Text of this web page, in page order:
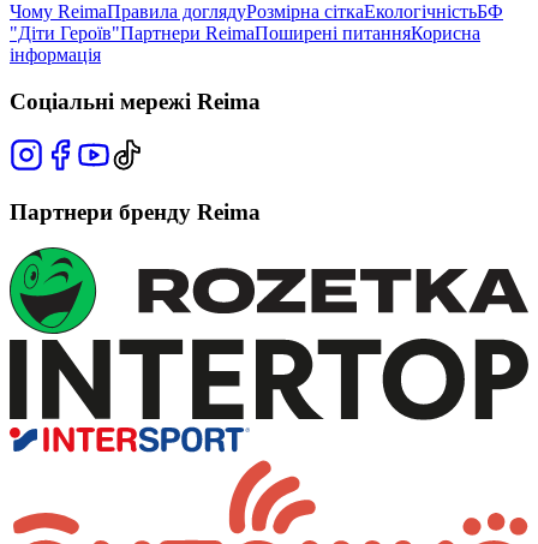
Чому ReimaПравила доглядуРозмірна сіткаЕкологічністьБФ
"Діти Героїв"Партнери ReimaПоширені питанняКорисна
інформація
Соціальні мережі Reima
Партнери бренду Reima